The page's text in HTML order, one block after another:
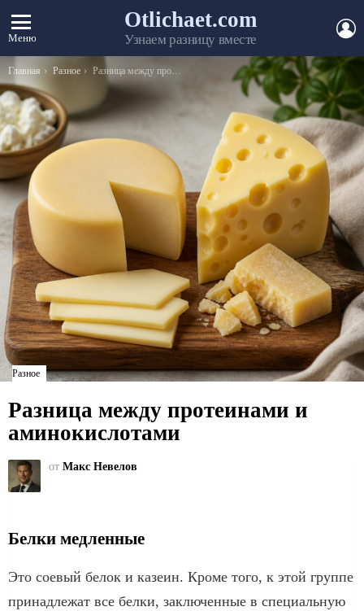
Меню
Otlichaet.com
Узнаем разницу вместе
Вы здесь:
Главная Разное Разница между протеинами и аминокислотами
Разное
Разница между протеинами и
аминокислотами
от Макс Невелов
Белки медленные
Это соевый белок и казеин. Кроме того, к этой группе
принадлежат все белки, заключенные в специальную